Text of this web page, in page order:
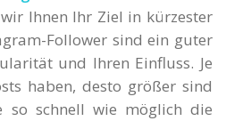
Ihnen Ihr Ziel in kürzester
Follower sind ein guter
und Ihren Einfluss. Je
haben, desto größer sind
so schnell wie möglich die